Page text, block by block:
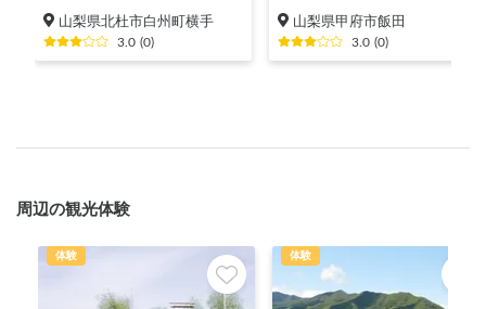
山梨県北杜市白州町横手
3.0 (0)
山梨県甲府市飯田
3.0 (0)
周辺の観光体験
体験 体験